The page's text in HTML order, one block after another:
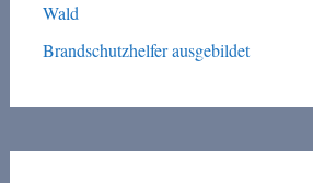
Wald
Brandschutzhelfer ausgebildet